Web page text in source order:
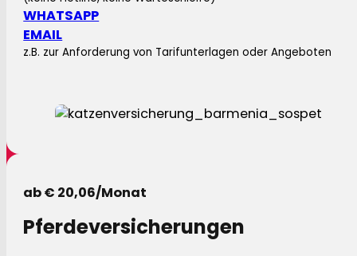
WHATSAPP
EMAIL
z.B. zur Anforderung von Tarifunterlagen oder Angeboten
ab € 20,06/Monat
Pferdeversicherungen